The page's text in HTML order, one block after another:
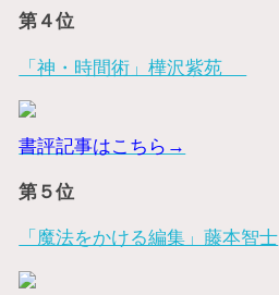
第４位
「神・時間術」樺沢紫苑
書評記事はこちら→
第５位
「魔法をかける編集」藤本智士